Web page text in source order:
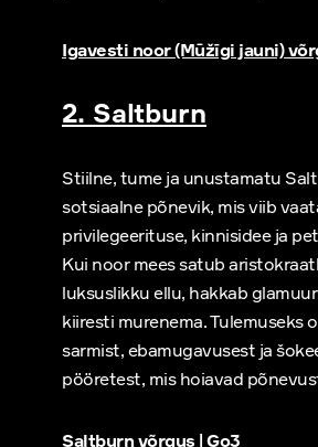
Igavesti noor (Mūžīgi jauni)
2. Saltburn
Stiilne, tume ja unustamatu
sotsiaalne põnevik, mis viib
privilegeerituse, kinnisidee ja
Kui noor mees satub
luksuslikku ellu, hakkab
kiiresti murenema. Tulemuseks
sarmist, ebamugavusest ja
pööretest, mis hoiavad
Saltburn võrgus | Go3